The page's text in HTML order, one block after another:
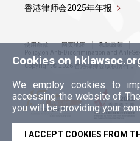
Cookies on
We employ cookies to
accessing the website of
you will be providing your
I ACCEPT COOKIES FROM
香港律师会2025年年报
使用条款 网页地图
私隐政策
Policy on Anti-Discrimination and Anti-
Copyright © 2026 香港律师会版权所有，